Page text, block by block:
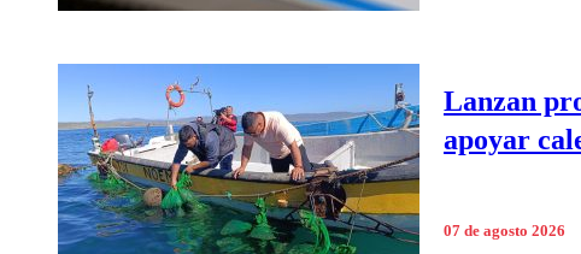
Lanzan
apoyar
07 de agosto 2026